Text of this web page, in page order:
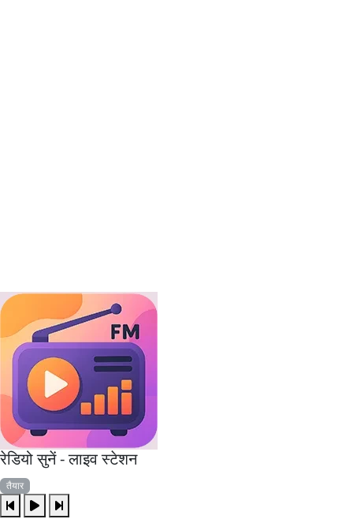
रेडियो सुनें - लाइव स्टेशन
तैयार